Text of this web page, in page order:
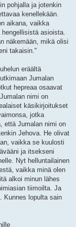
pohjalla ja jotenkin
kenellekään.
aikana, vaikka
asioista.
näkemään, mikä olisi
takaisin."
eräältä
Jumalan
hepreaa osaavat
nimi on
käsikirjoitukset
jotka
että Jumalan nimi on
Jehova. He olivat
vaikka se kuulosti
ja itsekseni
Nyt helluntailainen
vaikka minä olen
alkoi minun lähes
tiimoilta. Ja
Kunnes lopulta sain